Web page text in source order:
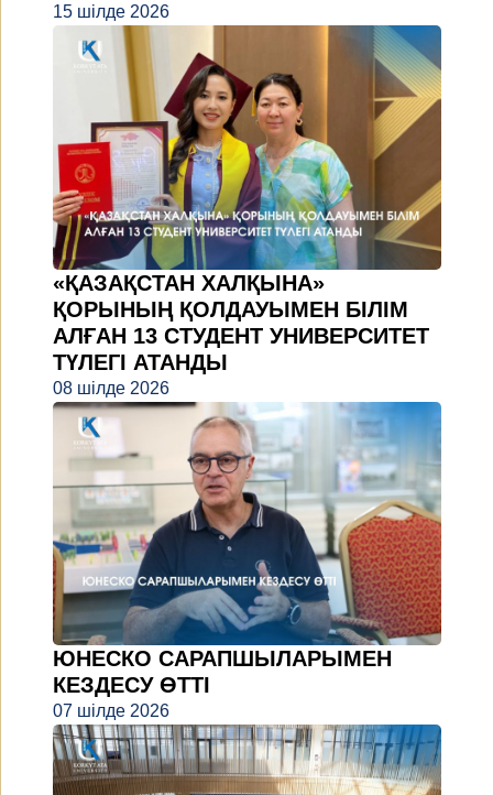
15 шілде 2026
«ҚАЗАҚСТАН ХАЛҚЫНА»
ҚОРЫНЫҢ ҚОЛДАУЫМЕН БІЛІМ
АЛҒАН 13 СТУДЕНТ УНИВЕРСИТЕТ
ТҮЛЕГІ АТАНДЫ
08 шілде 2026
ЮНЕСКО САРАПШЫЛАРЫМЕН
КЕЗДЕСУ ӨТТІ
07 шілде 2026